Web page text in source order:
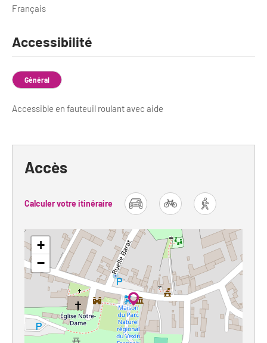
Français
Accessibilité
Général
Accessible en fauteuil roulant avec aide
Accès
Calculer votre itinéraire
car bike foot
+
−